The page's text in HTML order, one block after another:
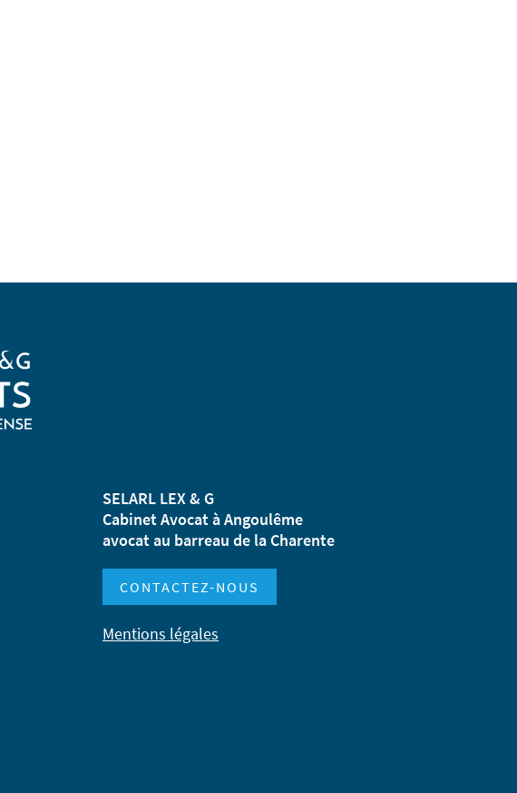
SELARL LEX & G
Cabinet Avocat à Angoulême
avocat au barreau de la Charente
CONTACTEZ-NOUS
Mentions légales